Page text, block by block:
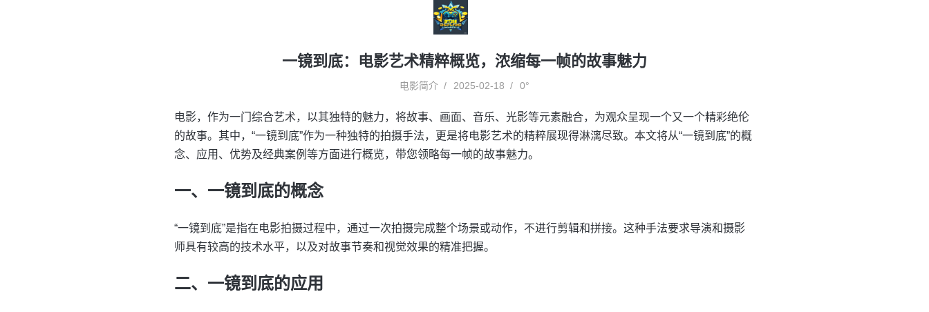
一镜到底：电影艺术精粹概览，浓缩每一帧的故事魅力
电影简介 2025-02-18 0°
电影，作为一门综合艺术，以其独特的魅力，将故事、画面、音乐、光影等元素融合，为观众呈现一个又一个精彩绝伦
的故事。其中，“一镜到底”作为一种独特的拍摄手法，更是将电影艺术的精粹展现得淋漓尽致。本文将从“一镜到底”的概
念、应用、优势及经典案例等方面进行概览，带您领略每一帧的故事魅力。
一、一镜到底的概念
“一镜到底”是指在电影拍摄过程中，通过一次拍摄完成整个场景或动作，不进行剪辑和拼接。这种手法要求导演和摄影
师具有较高的技术水平，以及对故事节奏和视觉效果的精准把握。
二、一镜到底的应用